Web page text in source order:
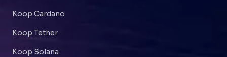
Koop Cardano
Koop Tether
Koop Solana